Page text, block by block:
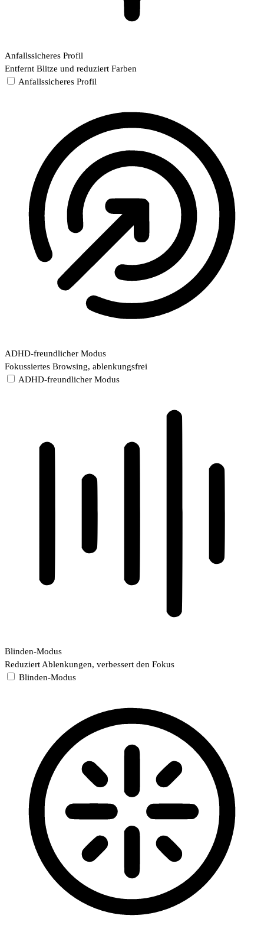
Anfallssicheres Profil
Entfernt Blitze und reduziert Farben
Anfallssicheres Profil
ADHD-freundlicher Modus
Fokussiertes Browsing, ablenkungsfrei
ADHD-freundlicher Modus
Blinden-Modus
Reduziert Ablenkungen, verbessert den Fokus
Blinden-Modus